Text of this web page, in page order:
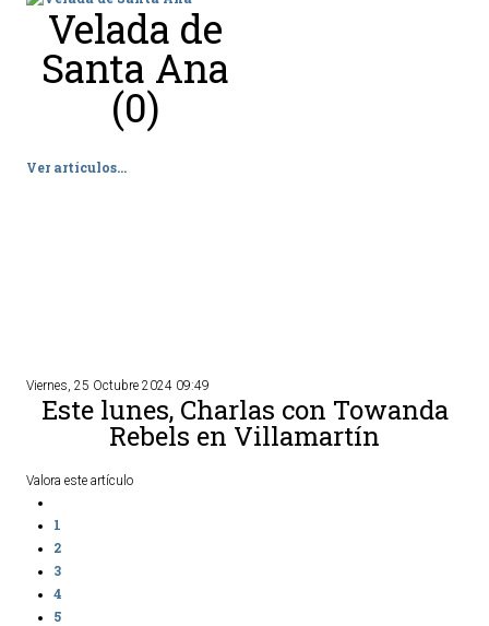
Empleo y Seguridad Social
Seguridad
Servicios Comarcales
Dónde comer
HORARIOS
PUBLICACIONES
Velada de
Santa Ana
(0)
Ver artículos...
Viernes, 25 Octubre 2024 09:49
Este lunes, Charlas con Towanda
Rebels en Villamartín
Valora este artículo
1
2
3
4
5